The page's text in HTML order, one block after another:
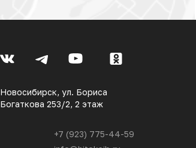
Новосибирск, ул. Бориса
Богаткова 253/2, 2 этаж
+7 (923) 775-44-59